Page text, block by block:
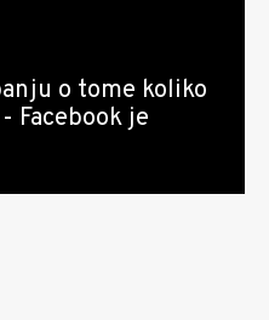
o tome koliko
Facebook je